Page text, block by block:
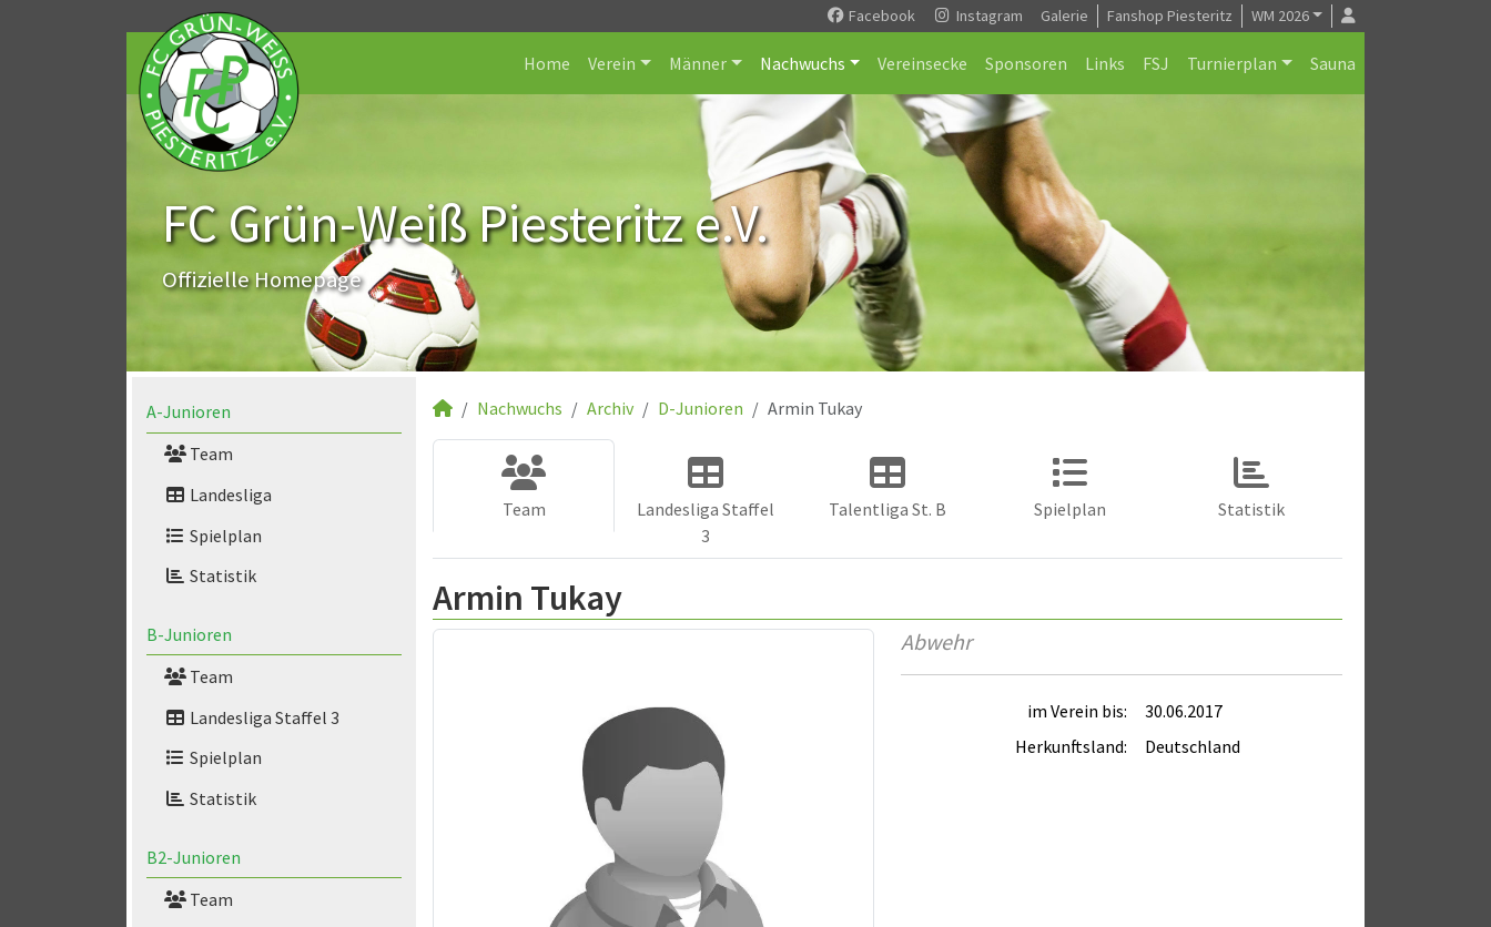
Facebook Instagram Galerie Fanshop Piesteritz WM 2026
Home Verein Männer Nachwuchs Vereinsecke Sponsoren Links FSJ Turnierplan Sauna
FC Grün-Weiß Piesteritz e.V.
Offizielle Homepage
A-Junioren
Team
Landesliga
Spielplan
Statistik
B-Junioren
Team
Landesliga Staffel 3
Spielplan
Statistik
B2-Junioren
Team
Nachwuchs Archiv D-Junioren Armin Tukay
Team
Landesliga Staffel
3
Talentliga St. B Spielplan Statistik
Armin Tukay
Abwehr
im Verein bis:
30.06.2017
Herkunftsland:
Deutschland